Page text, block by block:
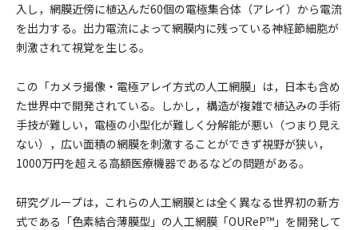
入し，網膜近傍に植込んだ60個の電極集合体（アレイ）から電流
を出力する。出力電流によって網膜内に残っている神経節細胞が
刺激されて視覚を生じる。
この「カメラ撮像・電極アレイ方式の人工網膜」は，日本も含め
た世界中で開発されている。しかし，構造が複雑で植込みの手術
手技が難しい，電極の小型化が難しく分解能が悪い（つまり見え
ない），広い面積の網膜を刺激することができず視野が狭い，
1000万円を超える高額医療機器であるなどの問題がある。
研究グループは，これらの人工網膜とは全く異なる世界初の新方
式である「色素結合薄膜型」の人工網膜「OUReP™」を開発して